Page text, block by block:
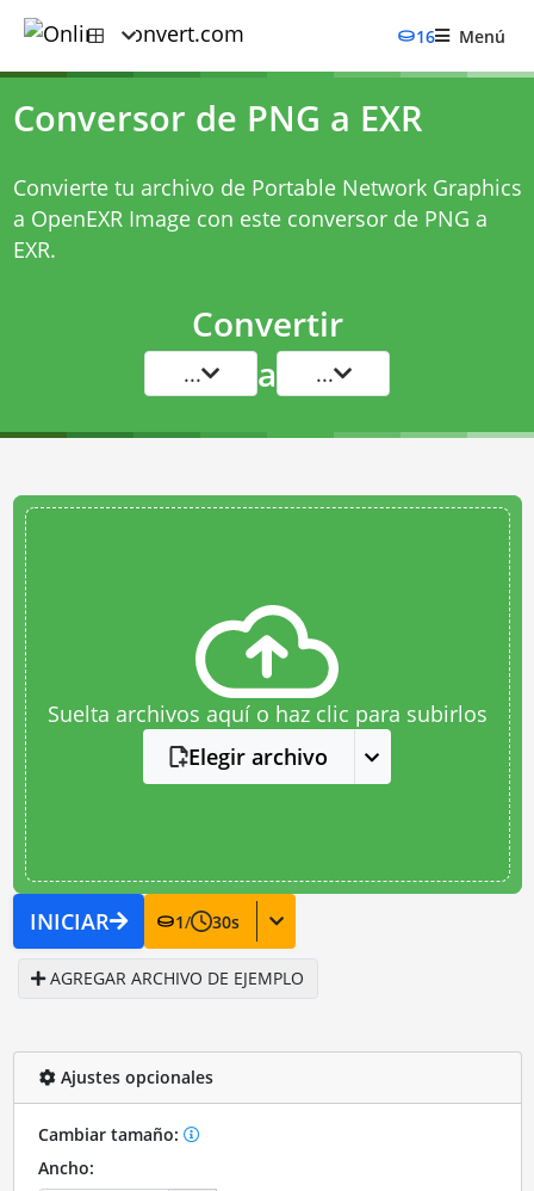
16 Menú
Conversor de PNG a EXR
Convierte tu archivo de Portable Network Graphics
a OpenEXR Image con este conversor de PNG a
EXR.
Convertir
... a ...
Suelta archivos aquí o haz clic para subirlos
Elegir archivo
INICIAR 1/ 30s
AGREGAR ARCHIVO DE EJEMPLO
Ajustes opcionales
Cambiar tamaño:
Ancho: